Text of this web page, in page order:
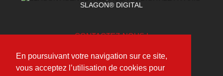
En poursuivant votre navigation sur ce site,
vous acceptez l’utilisation de cookies pour
SLAGON® DIGITAL
CONTACTEZ-NOUS !
(+33) 09 75 95 49 40
contact@pnsudmodelisme.com